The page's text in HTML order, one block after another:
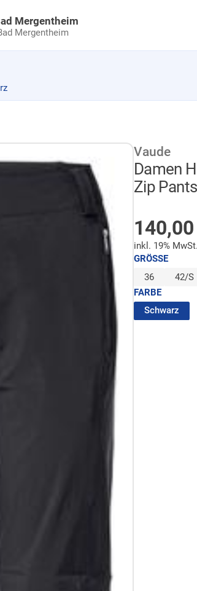
Mergentheim
Mergentheim
Vaude
Damen
Zip
140,00
inkl. 19% MwSt.
GRÖSSE
36
42/S
FARBE
Schwarz